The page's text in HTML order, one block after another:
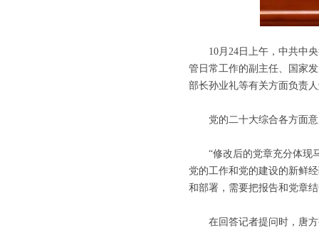
10月24日上午，中共中央
管日常工作的副主任、国家
部长孙业礼等有关方面负责
党的二十大综合各方面意
“修改后的党章充分体现马
党的工作和党的建设的新鲜
和部署，需要把报告和党章
在回答记者提问时，唐方